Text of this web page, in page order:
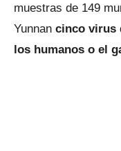
muestras de 149
Yunnan cinco virus
los humanos o el